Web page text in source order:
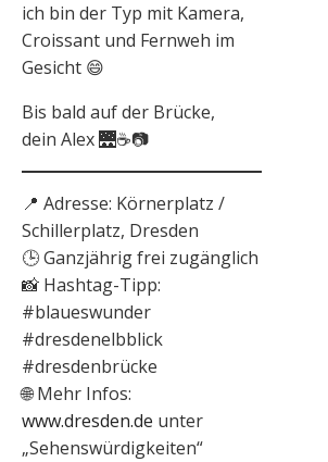
ich bin der Typ mit Kamera,
Croissant und Fernweh im
Gesicht 😄
Bis bald auf der Brücke,
dein Alex 🌉☕📷
📍 Adresse: Körnerplatz /
Schillerplatz, Dresden
🕒 Ganzjährig frei zugänglich
📸 Hashtag-Tipp:
#blaueswunder
#dresdenelbblick
#dresdenbrücke
🌐 Mehr Infos:
www.dresden.de unter
„Sehenswürdigkeiten“